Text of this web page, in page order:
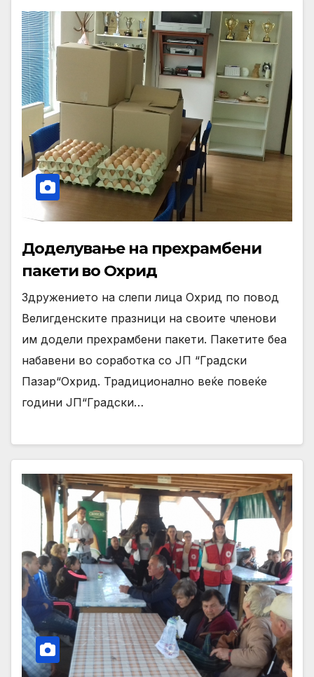
Доделување на прехрамбени
пакети во Охрид
Здружението на слепи лица Охрид по повод
Велигденските празници на своите членови
им додели прехрамбени пакети. Пакетите беа
набавени во соработка со ЈП “Градски
Пазар“Охрид. Традиционално веќе повеќе
години ЈП“Градски…